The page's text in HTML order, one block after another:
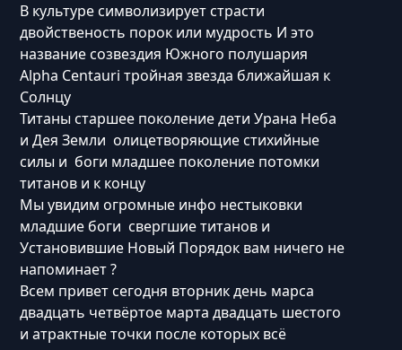
В культуре символизирует страсти
двойственость порок или мудрость И это
название созвездия Южного полушария
Alpha Centauri тройная звезда ближайшая к
Солнцу
Титаны старшее поколение дети Урана Неба
и Дея Земли олицетворяющие стихийные
силы и боги младшее поколение потомки
титанов и к концу
Мы увидим огромные инфо нестыковки
младшие боги свергшие титанов и
Установившие Новый Порядок вам ничего не
напоминает ?
Всем привет сегодня вторник день марса
двадцать четвёртое марта двадцать шестого
и атрактные точки после которых всё